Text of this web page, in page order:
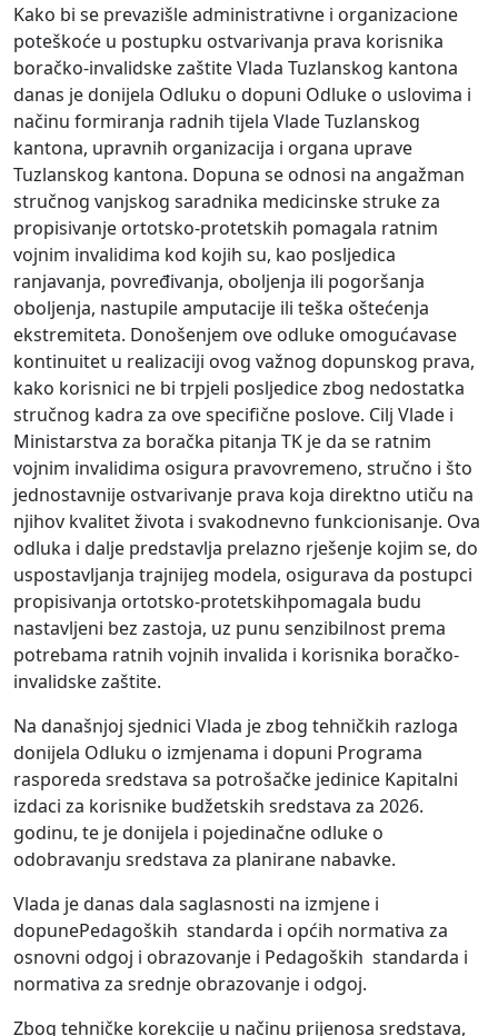
Kako bi se prevazišleadministrativne i organizacione
poteškoće u postupku ostvarivanja prava korisnika
boračko-invalidske zaštite Vlada Tuzlanskog kantona
danas je donijela Odluku o dopuni Odluke o uslovima i
načinu formiranja radnih tijela Vlade Tuzlanskog
kantona, upravnih organizacija i organa uprave
Tuzlanskog kantona. Dopuna se odnosi na angažman
stručnog vanjskog saradnika medicinske struke za
propisivanje ortotsko-protetskih pomagala ratnim
vojnim invalidima kod kojih su, kao posljedica
ranjavanja, povređivanja, oboljenja ili pogoršanja
oboljenja, nastupile amputacije ili teška oštećenja
ekstremiteta. Donošenjem ove odluke omogućavase
kontinuitet u realizaciji ovog važnog dopunskog prava,
kako korisnici ne bi trpjeli posljedice zbog nedostatka
stručnog kadra za ove specifične poslove. Cilj Vlade i
Ministarstva za boračka pitanja TK je da se ratnim
vojnim invalidima osigura pravovremeno, stručno i što
jednostavnije ostvarivanje prava koja direktno utiču na
njihov kvalitetživota i svakodnevno funkcionisanje. Ova
odluka i dalje predstavlja prelazno rješenje kojim se, do
uspostavljanja trajnijeg modela, osigurava da postupci
propisivanja ortotsko-protetskihpomagala budu
nastavljeni bez zastoja, uz punu senzibilnost prema
potrebama ratnih vojnih invalida i korisnika boračko-
invalidske zaštite.
Na današnjoj sjednici Vlada jezbog tehničkih razloga
donijela Odluku o izmjenama i dopuni Programa
rasporeda sredstava sa potrošačke jedinice Kapitalni
izdaci za korisnike budžetskih sredstava za 2026.
godinu, te je donijela i pojedinačne odluke o
odobravanju sredstava za planirane nabavke.
Vlada je danas dala saglasnosti na izmjene i
dopunePedagoških standarda i općih normativa za
osnovni odgoj i obrazovanje i Pedagoških standarda i
normativa za srednje obrazovanje i odgoj.
Zbog tehničke korekcije u načinu prijenosa sredstava,